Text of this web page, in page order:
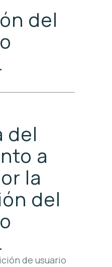
del
del
a
la
del
de usuario